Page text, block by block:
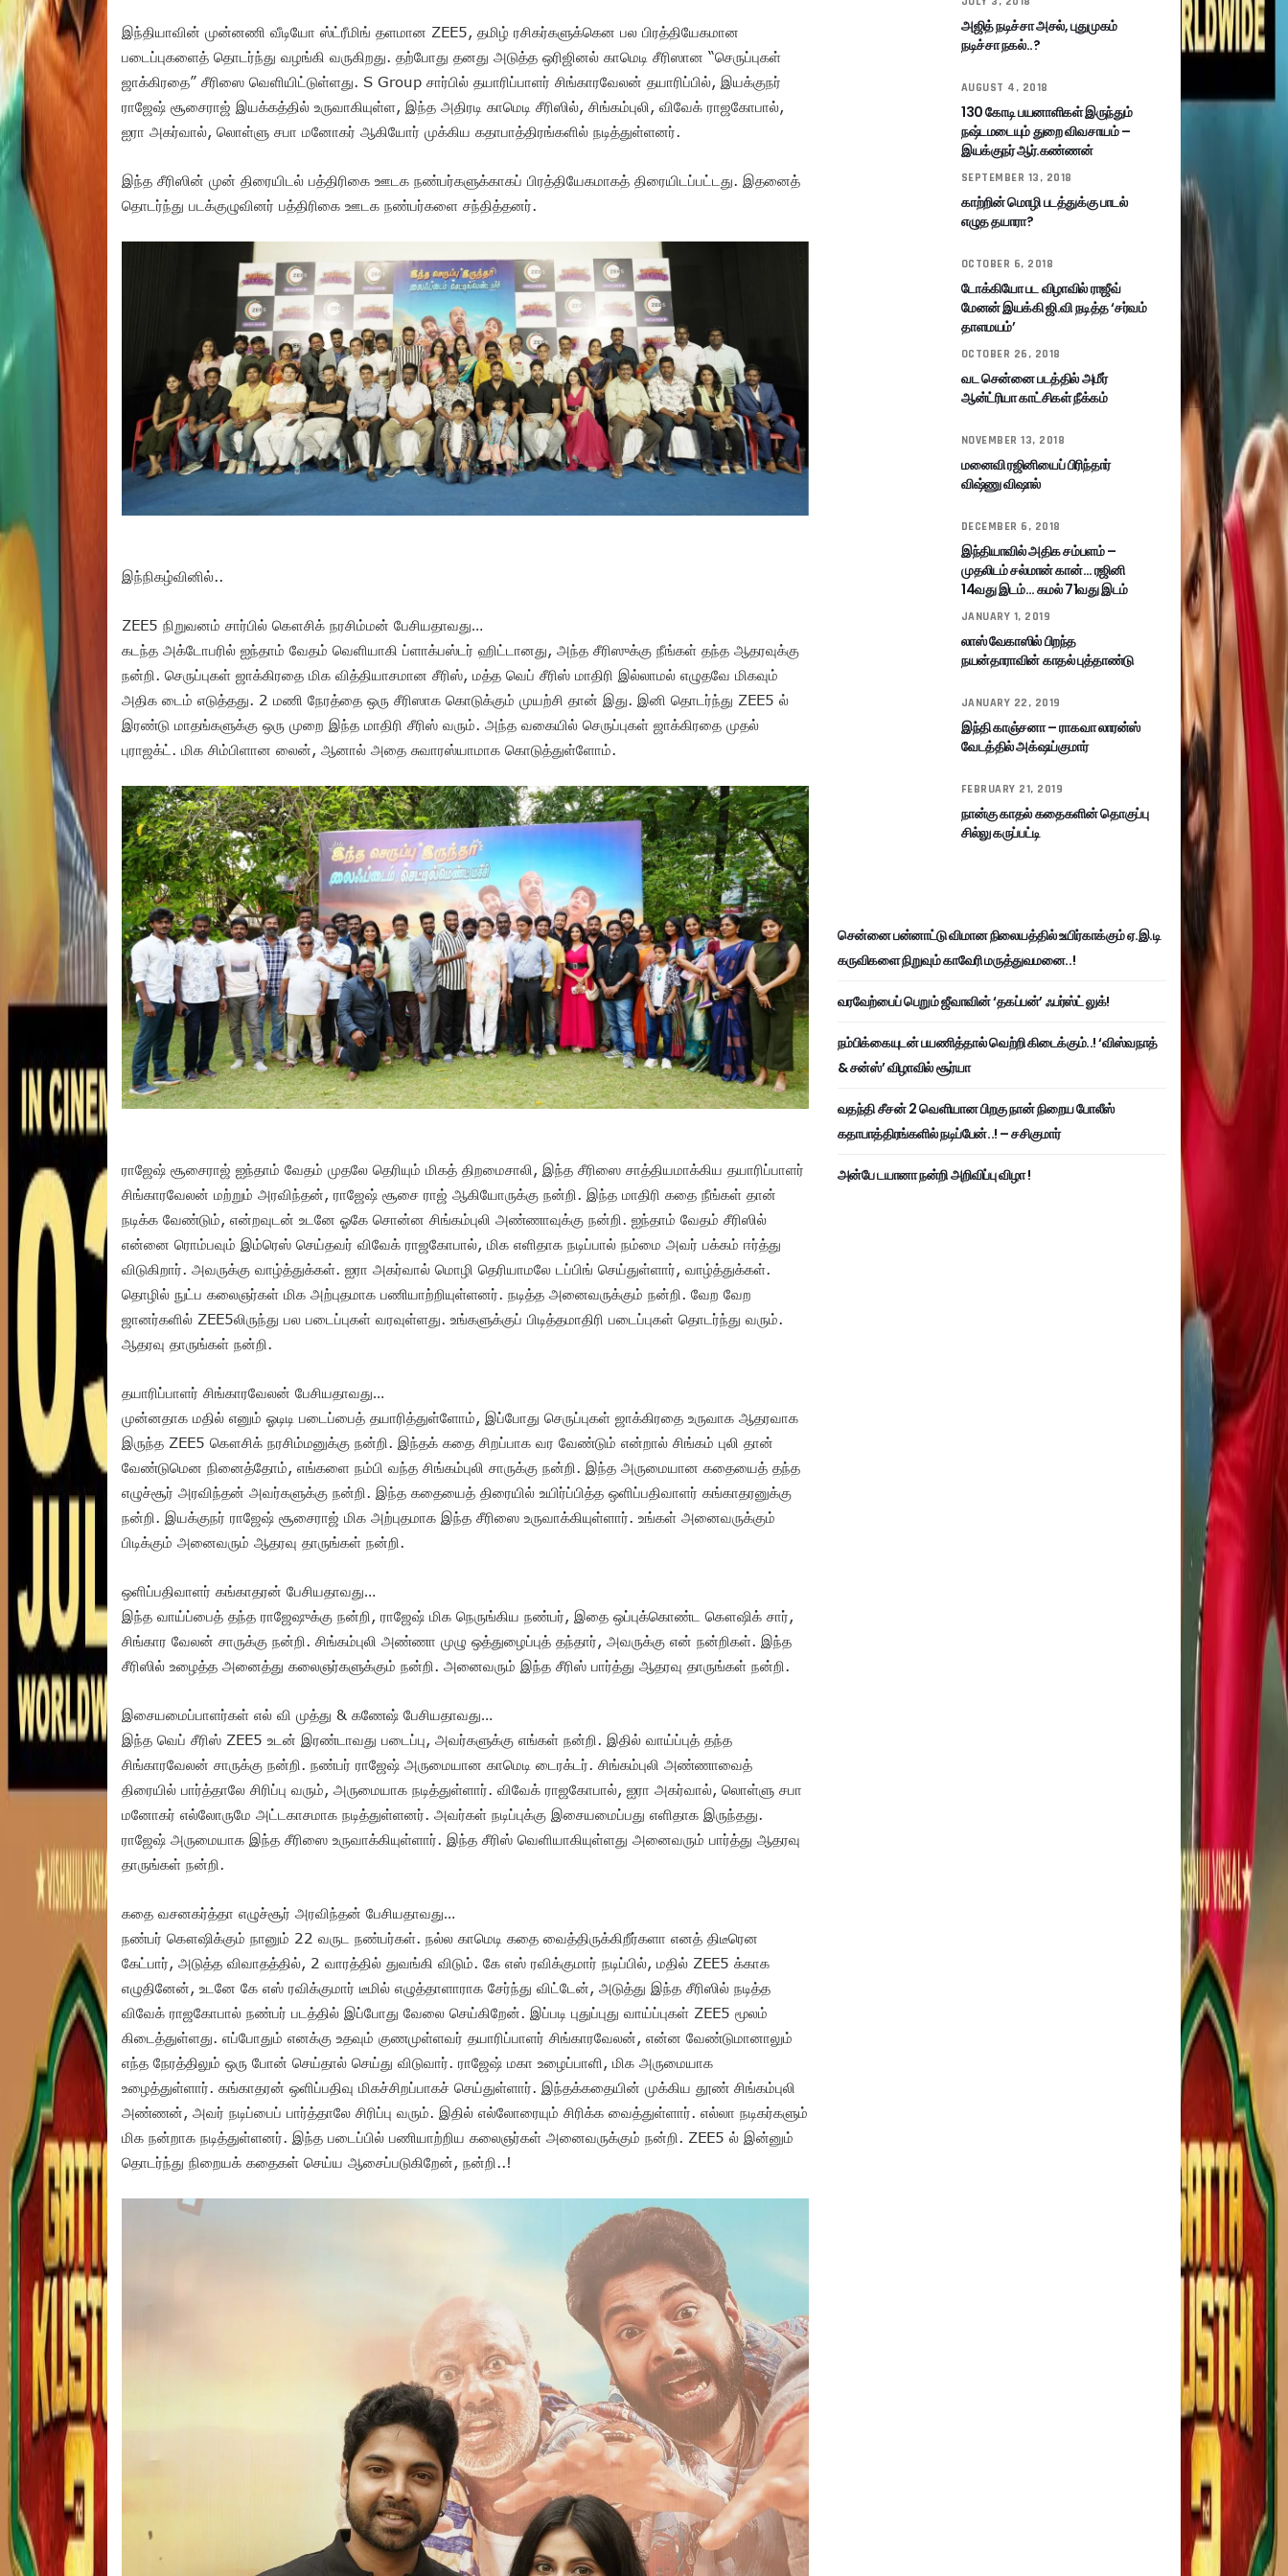
இந்தியாவின் முன்னணி வீடியோ ஸ்ட்ரீமிங் தளமான ZEE5, தமிழ் ரசிகர்களுக்கென பல பிரத்தியேகமான
படைப்புகளைத் தொடர்ந்து வழங்கி வருகிறது. தற்போது தனது அடுத்த ஒரிஜினல் காமெடி சீரிஸான “செருப்புகள்
ஜாக்கிரதை” சீரிஸை வெளியிட்டுள்ளது. S Group சார்பில் தயாரிப்பாளர் சிங்காரவேலன் தயாரிப்பில், இயக்குநர்
ராஜேஷ் சூசைராஜ் இயக்கத்தில் உருவாகியுள்ள, இந்த அதிரடி காமெடி சீரிஸில், சிங்கம்புலி, விவேக் ராஜகோபால்,
ஐரா அகர்வால், லொள்ளு சபா மனோகர் ஆகியோர் முக்கிய கதாபாத்திரங்களில் நடித்துள்ளனர்.
இந்த சீரிஸின் முன் திரையிடல் பத்திரிகை ஊடக நண்பர்களுக்காகப் பிரத்தியேகமாகத் திரையிடப்பட்டது. இதனைத்
தொடர்ந்து படக்குழுவினர் பத்திரிகை ஊடக நண்பர்களை சந்தித்தனர்.
இந்நிகழ்வினில்..
ZEE5 நிறுவனம் சார்பில் கௌசிக் நரசிம்மன் பேசியதாவது…
கடந்த அக்டோபரில் ஐந்தாம் வேதம் வெளியாகி ப்ளாக்பஸ்டர் ஹிட்டானது, அந்த சீரிஸுக்கு நீங்கள் தந்த ஆதரவுக்கு
நன்றி. செருப்புகள் ஜாக்கிரதை மிக வித்தியாசமான சீரிஸ், மத்த வெப் சீரிஸ் மாதிரி இல்லாமல் எழுதவே மிகவும்
அதிக டைம் எடுத்தது. 2 மணி நேரத்தை ஒரு சீரிஸாக கொடுக்கும் முயற்சி தான் இது. இனி தொடர்ந்து ZEE5 ல்
இரண்டு மாதங்களுக்கு ஒரு முறை இந்த மாதிரி சீரிஸ் வரும். அந்த வகையில் செருப்புகள் ஜாக்கிரதை முதல்
புராஜக்ட். மிக சிம்பிளான லைன், ஆனால் அதை சுவாரஸ்யாமாக கொடுத்துள்ளோம்.
ராஜேஷ் சூசைராஜ் ஐந்தாம் வேதம் முதலே தெரியும் மிகத் திறமைசாலி, இந்த சீரிஸை சாத்தியமாக்கிய தயாரிப்பாளர்
சிங்காரவேலன் மற்றும் அரவிந்தன், ராஜேஷ் சூசை ராஜ் ஆகியோருக்கு நன்றி. இந்த மாதிரி கதை நீங்கள் தான்
நடிக்க வேண்டும், என்றவுடன் உடனே ஓகே சொன்ன சிங்கம்புலி அண்ணாவுக்கு நன்றி. ஐந்தாம் வேதம் சீரிஸில்
என்னை ரொம்பவும் இம்ரெஸ் செய்தவர் விவேக் ராஜகோபால், மிக எளிதாக நடிப்பால் நம்மை அவர் பக்கம் ஈர்த்து
விடுகிறார். அவருக்கு வாழ்த்துக்கள். ஐரா அகர்வால் மொழி தெரியாமலே டப்பிங் செய்துள்ளார், வாழ்த்துக்கள்.
தொழில் நுட்ப கலைஞர்கள் மிக அற்புதமாக பணியாற்றியுள்ளனர். நடித்த அனைவருக்கும் நன்றி. வேற வேற
ஜானர்களில் ZEE5லிருந்து பல படைப்புகள் வரவுள்ளது. உங்களுக்குப் பிடித்தமாதிரி படைப்புகள் தொடர்ந்து வரும்.
ஆதரவு தாருங்கள் நன்றி.
தயாரிப்பாளர் சிங்காரவேலன் பேசியதாவது…
முன்னதாக மதில் எனும் ஓடிடி படைப்பைத் தயாரித்துள்ளோம், இப்போது செருப்புகள் ஜாக்கிரதை உருவாக ஆதரவாக
இருந்த ZEE5 கௌசிக் நரசிம்மனுக்கு நன்றி. இந்தக் கதை சிறப்பாக வர வேண்டும் என்றால் சிங்கம் புலி தான்
வேண்டுமென நினைத்தோம், எங்களை நம்பி வந்த சிங்கம்புலி சாருக்கு நன்றி. இந்த அருமையான கதையைத் தந்த
எழுச்சூர் அரவிந்தன் அவர்களுக்கு நன்றி. இந்த கதையைத் திரையில் உயிர்ப்பித்த ஒளிப்பதிவாளர் கங்காதரனுக்கு
நன்றி. இயக்குநர் ராஜேஷ் சூசைராஜ் மிக அற்புதமாக இந்த சீரிஸை உருவாக்கியுள்ளார். உங்கள் அனைவருக்கும்
பிடிக்கும் அனைவரும் ஆதரவு தாருங்கள் நன்றி.
ஒளிப்பதிவாளர் கங்காதரன் பேசியதாவது…
இந்த வாய்ப்பைத் தந்த ராஜேஷுக்கு நன்றி, ராஜேஷ் மிக நெருங்கிய நண்பர், இதை ஒப்புக்கொண்ட கௌஷிக் சார்,
சிங்கார வேலன் சாருக்கு நன்றி. சிங்கம்புலி அண்ணா முழு ஒத்துழைப்புத் தந்தார், அவருக்கு என் நன்றிகள். இந்த
சீரிஸில் உழைத்த அனைத்து கலைஞர்களுக்கும் நன்றி. அனைவரும் இந்த சீரிஸ் பார்த்து ஆதரவு தாருங்கள் நன்றி.
இசையமைப்பாளர்கள் எல் வி முத்து & கணேஷ் பேசியதாவது…
இந்த வெப் சீரிஸ் ZEE5 உடன் இரண்டாவது படைப்பு, அவர்களுக்கு எங்கள் நன்றி. இதில் வாய்ப்புத் தந்த
சிங்காரவேலன் சாருக்கு நன்றி. நண்பர் ராஜேஷ் அருமையான காமெடி டைரக்டர். சிங்கம்புலி அண்ணாவைத்
திரையில் பார்த்தாலே சிரிப்பு வரும், அருமையாக நடித்துள்ளார். விவேக் ராஜகோபால், ஐரா அகர்வால், லொள்ளு சபா
மனோகர் எல்லோருமே அட்டகாசமாக நடித்துள்ளனர். அவர்கள் நடிப்புக்கு இசையமைப்பது எளிதாக இருந்தது.
ராஜேஷ் அருமையாக இந்த சீரிஸை உருவாக்கியுள்ளார். இந்த சீரிஸ் வெளியாகியுள்ளது அனைவரும் பார்த்து ஆதரவு
தாருங்கள் நன்றி.
கதை வசனகர்த்தா எழுச்சூர் அரவிந்தன் பேசியதாவது…
நண்பர் கௌஷிக்கும் நானும் 22 வருட நண்பர்கள். நல்ல காமெடி கதை வைத்திருக்கிறீர்களா எனத் திடீரென
கேட்பார், அடுத்த விவாதத்தில், 2 வாரத்தில் துவங்கி விடும். கே எஸ் ரவிக்குமார் நடிப்பில், மதில் ZEE5 க்காக
எழுதினேன், உடனே கே எஸ் ரவிக்குமார் டீமில் எழுத்தாளாராக சேர்ந்து விட்டேன், அடுத்து இந்த சீரிஸில் நடித்த
விவேக் ராஜகோபால் நண்பர் படத்தில் இப்போது வேலை செய்கிறேன். இப்படி புதுப்புது வாய்ப்புகள் ZEE5 மூலம்
கிடைத்துள்ளது. எப்போதும் எனக்கு உதவும் குணமுள்ளவர் தயாரிப்பாளர் சிங்காரவேலன், என்ன வேண்டுமானாலும்
எந்த நேரத்திலும் ஒரு போன் செய்தால் செய்து விடுவார். ராஜேஷ் மகா உழைப்பாளி, மிக அருமையாக
உழைத்துள்ளார். கங்காதரன் ஒளிப்பதிவு மிகச்சிறப்பாகச் செய்துள்ளார். இந்தக்கதையின் முக்கிய தூண் சிங்கம்புலி
அண்ணன், அவர் நடிப்பைப் பார்த்தாலே சிரிப்பு வரும். இதில் எல்லோரையும் சிரிக்க வைத்துள்ளார். எல்லா நடிகர்களும்
மிக நன்றாக நடித்துள்ளனர். இந்த படைப்பில் பணியாற்றிய கலைஞர்கள் அனைவருக்கும் நன்றி. ZEE5 ல் இன்னும்
தொடர்ந்து நிறையக் கதைகள் செய்ய ஆசைப்படுகிறேன், நன்றி..!
அஜித் நடிச்சா அசல், புதுமுகம்
நடிச்சா நகல்..?
AUGUST 4, 2018
130 கோடி பயனாளிகள் இருந்தும்
நஷ்டமடையும் துறை விவசாயம் –
இயக்குநர் ஆர்.கண்ணன்
SEPTEMBER 13, 2018
காற்றின் மொழி படத்துக்கு பாடல்
எழுத தயாரா?
OCTOBER 6, 2018
டோக்கியோ பட விழாவில் ராஜீவ்
மேனன் இயக்கி ஜி.வி நடித்த ‘சர்வம்
தாளமயம்’
OCTOBER 26, 2018
வட சென்னை படத்தில் அமீர்
ஆன்ட்ரியா காட்சிகள் நீக்கம்
NOVEMBER 13, 2018
மனைவி ரஜினியைப் பிரிந்தார்
விஷ்ணு விஷால்
DECEMBER 6, 2018
இந்தியாவில் அதிக சம்பளம் –
முதலிடம் சல்மான் கான்… ரஜினி
14வது இடம்… கமல் 71வது இடம்
JANUARY 1, 2019
லாஸ் வேகாஸில் பிறந்த
நயன்தாராவின் காதல் புத்தாண்டு
JANUARY 22, 2019
இந்தி காஞ்சனா – ராகவா லாரன்ஸ்
வேடத்தில் அக்‌ஷய்குமார்
FEBRUARY 21, 2019
நான்கு காதல் கதைகளின் தொகுப்பு
சில்லு கருப்பட்டி
சென்னை பன்னாட்டு விமான நிலையத்தில் உயிர்காக்கும் ஏ.இ.டி
கருவிகளை நிறுவும் காவேரி மருத்துவமனை..!
வரவேற்பைப் பெறும் ஜீவாவின் ‘தகப்பன்’ ஃபர்ஸ்ட் லுக்!
நம்பிக்கையுடன் பயணித்தால் வெற்றி கிடைக்கும்..! ‘விஸ்வநாத்
& சன்ஸ்’ விழாவில் சூர்யா
வதந்தி சீசன் 2 வெளியான பிறகு நான் நிறைய போலீஸ்
கதாபாத்திரங்களில் நடிப்பேன்..! – சசிகுமார்
அன்பே டயானா நன்றி அறிவிப்பு விழா !